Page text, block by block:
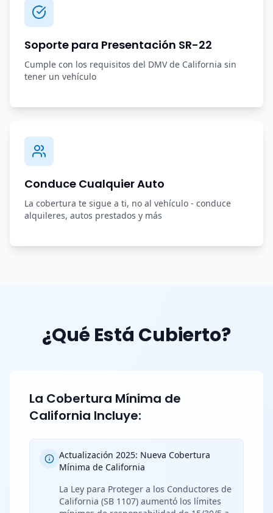
Soporte para Presentación SR-22
Cumple con los requisitos del DMV de California sin
tener un vehículo
Conduce Cualquier Auto
La cobertura te sigue a ti, no al vehículo - conduce
alquileres, autos prestados y más
¿Qué Está Cubierto?
La Cobertura Mínima de
California Incluye:
Actualización 2025: Nueva Cobertura
Mínima de California
La Ley para Proteger a los Conductores de
California (SB 1107) aumentó los límites